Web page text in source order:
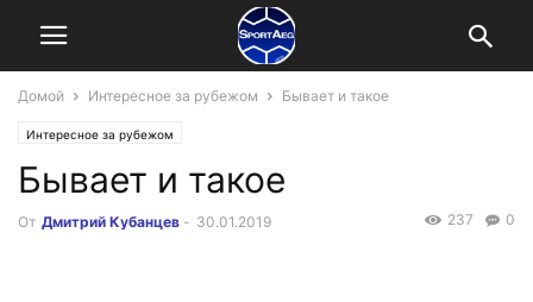
Домой Интересное за рубежом Бывает и такое
Интересное за рубежом
Бывает и такое
От Дмитрий Кубанцев - 30.01.2019 0
237